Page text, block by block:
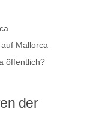
Mallorca
öffentlich?
der